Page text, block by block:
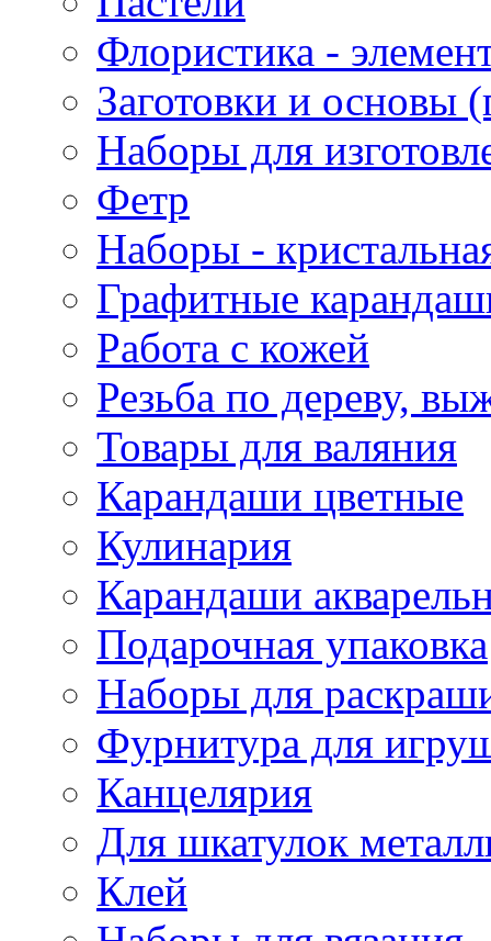
Флористика -
Заготовки и основы
Наборы для
Фетр
Наборы -
Графитные
Работа с кожей
Резьба по дереву,
Товары для валяния
Карандаши цветные
Кулинария
Карандаши
Подарочная упаковка
Наборы для
Фурнитура для
Канцелярия
Для шкатулок
Клей